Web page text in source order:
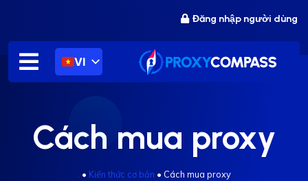
nội
dung
Đăng nhập người dùng
VI
Cách mua proxy
• Kiến thức cơ bản • Cách mua proxy